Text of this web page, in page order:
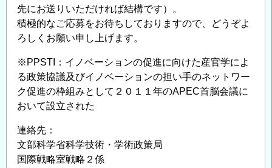
先にお送りいただければ結構です）。
積極的なご応募をお待ちしておりますので、どうぞよ
ろしくお願い申し上げます。
※PPSTI：イノベーションの促進に向けた産官学によ
る政策協議及びイノベーションの担い手のネットワー
ク促進の枠組みとして２０１１年のAPEC首脳会議に
おいて設立された
連絡先：
文部科学省科学技術・学術政策局
国際戦略室戦略２係